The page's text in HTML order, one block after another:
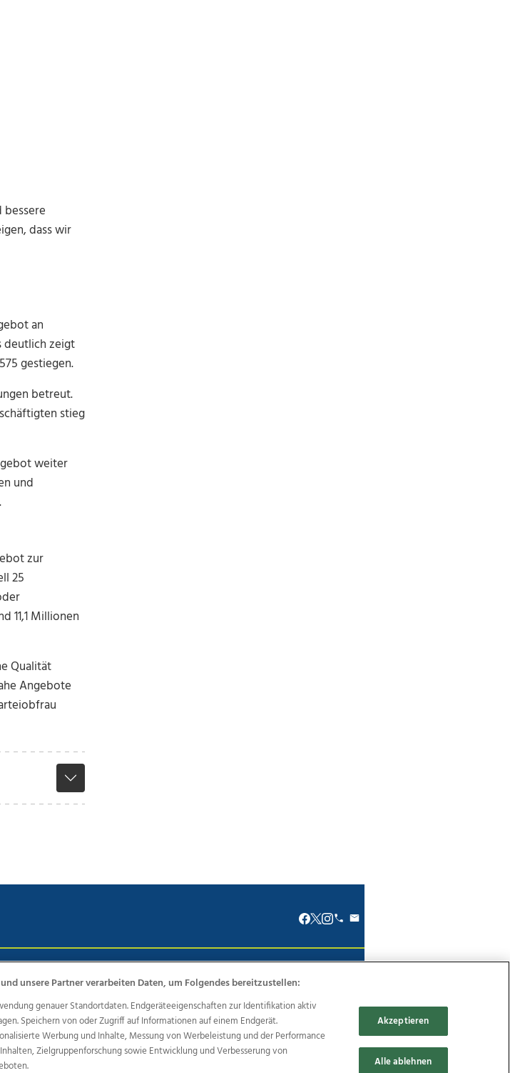
dass wir
an
deutlich zeigt
gestiegen.
betreut.
stieg
weiter
und
zur
25
11,1 Millionen
Qualität
Angebote
Anzeigekunden AGB Website Ehrenkodex Politische Werbung
Wimmer
Immobilien OÖN Karriere OÖN Reise
Promenaden Galerien
unsere Partner verarbeiten Daten, um Folgendes bereitzustellen:
genauer Standortdaten. Endgeräteeigenschaften zur Identifikation aktiv
Speichern von oder Zugriff auf Informationen auf einem Endgerät.
Werbung und Inhalte, Messung von Werbeleistung und der Performance
Zielgruppenforschung sowie Entwicklung und Verbesserung von
Akzeptieren
Alle ablehnen